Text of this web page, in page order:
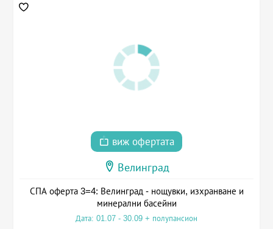
виж офертата
Велинград
СПА оферта 3=4: Велинград - нощувки, изхранване и
минерални басейни
Дата: 01.07 - 30.09 + полупансион